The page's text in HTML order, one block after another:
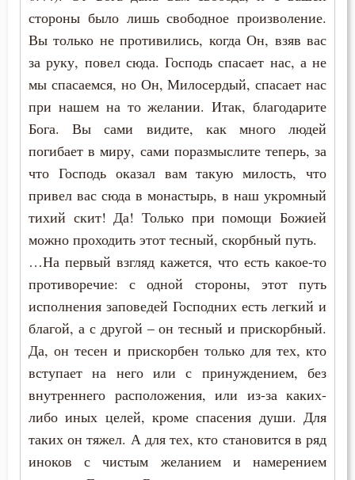
Учёба
Храм
Целомудрие
Церковь
Человек
Чревоугодие
Чудо
Язычество
стороны было лишь свободное произволение.
Вы только не противились, когда Он, взяв вас
за руку, повел сюда. Господь спасает нас, а не
мы спасаемся, но Он, Милосердый, спасает нас
при нашем на то желании. Итак, благодарите
Бога. Вы сами видите, как много людей
погибает в миру, сами поразмыслите теперь, за
что Господь оказал вам такую милость, что
привел вас сюда в монастырь, в наш укромный
тихий скит! Да! Только при помощи Божией
можно проходить этот тесный, скорбный путь.
…На первый взгляд кажется, что есть какое-то
противоречие: с одной стороны, этот путь
исполнения заповедей Господних есть легкий и
благой, а с другой – он тесный и прискорбный.
Да, он тесен и прискорбен только для тех, кто
вступает на него или с принуждением, без
внутреннего расположения, или из-за каких-
либо иных целей, кроме спасения души. Для
таких он тяжел. А для тех, кто становится в ряд
иноков с чистым желанием и намерением